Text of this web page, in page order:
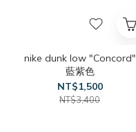
nike dunk low "Concord"
藍紫色
NT$1,500
NT$3,400